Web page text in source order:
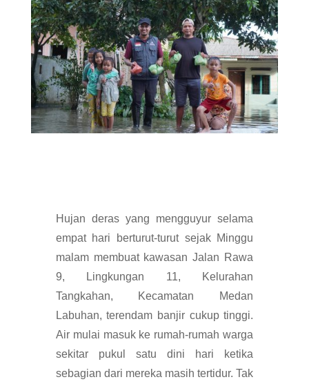
Hujan deras yang mengguyur selama
empat hari berturut-turut sejak Minggu
malam membuat kawasan Jalan Rawa
9, Lingkungan 11, Kelurahan
Tangkahan, Kecamatan Medan
Labuhan, terendam banjir cukup tinggi.
Air mulai masuk ke rumah-rumah warga
sekitar pukul satu dini hari ketika
sebagian dari mereka masih tertidur. Tak